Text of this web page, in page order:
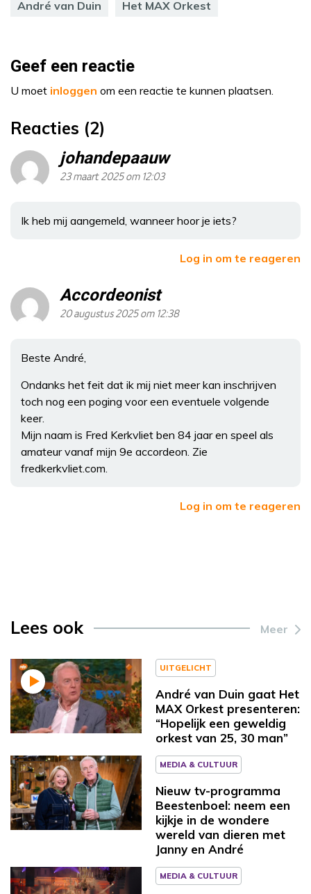
André van Duin Het MAX Orkest
Geef een reactie
U moet inloggen om een reactie te kunnen plaatsen.
Reacties (2)
johandepaauw
23 maart 2025 om 12:03
Ik heb mij aangemeld, wanneer hoor je iets?
Log in om te reageren
Accordeonist
20 augustus 2025 om 12:38
Beste André,
Ondanks het feit dat ik mij niet meer kan inschrijven
toch nog een poging voor een eventuele volgende
keer.
Mijn naam is Fred Kerkvliet ben 84 jaar en speel als
amateur vanaf mijn 9e accordeon. Zie
fredkerkvliet.com.
Log in om te reageren
Lees ook Meer
UITGELICHT
André van Duin gaat Het
MAX Orkest presenteren:
“Hopelijk een geweldig
orkest van 25, 30 man”
MEDIA & CULTUUR
Nieuw tv-programma
Beestenboel: neem een
kijkje in de wondere
wereld van dieren met
Janny en André
MEDIA & CULTUUR